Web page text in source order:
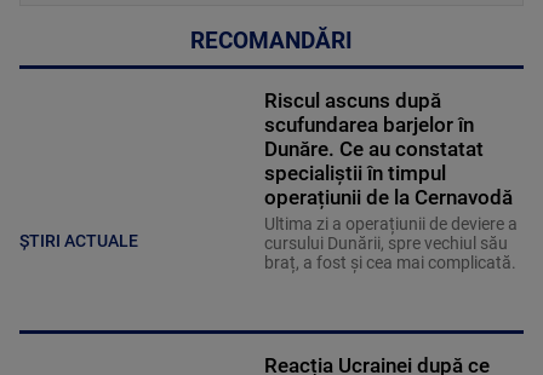
RECOMANDĂRI
ȘTIRI ACTUALE
Riscul ascuns după
scufundarea barjelor în
Dunăre. Ce au constatat
specialiștii în timpul
operațiunii de la Cernavodă
Ultima zi a operațiunii de deviere a
cursului Dunării, spre vechiul său
braț, a fost și cea mai complicată.
Reacția Ucrainei după ce